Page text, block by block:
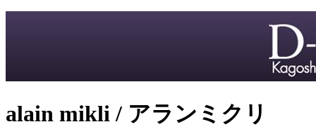
alain mikli / アランミクリ